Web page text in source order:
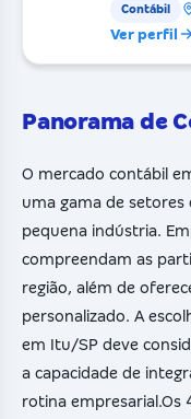
Contábil
Ver perfil
Panorama de
O mercado contábil
uma gama de setores
pequena indústria.
compreendam as
região, além de
personalizado. A
em Itu/SP deve
a capacidade de
rotina empresarial.Os